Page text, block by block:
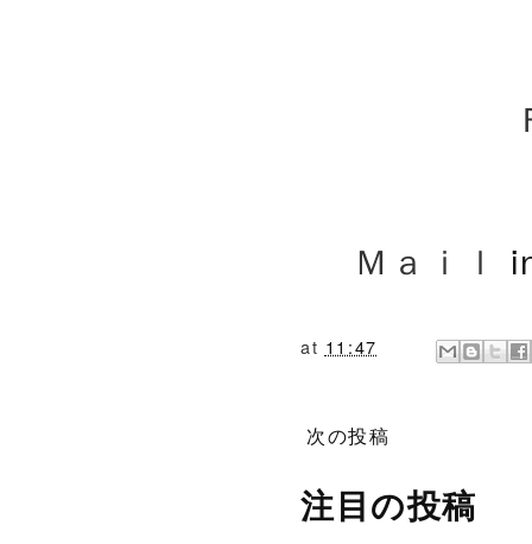
Ｍａｉｌ
at 11:47
次の投稿
注目の投稿